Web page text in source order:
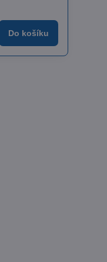
Do košíku